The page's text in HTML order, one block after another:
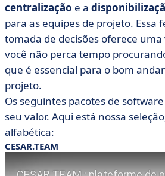
centralização e a
para as equipes de projeto. Essa
tomada de decisões oferece
você não perca tempo
que é essencial para o bom
projeto.
Os seguintes pacotes de
seu valor. Aqui está nossa
alfabética:
CESAR.TEAM